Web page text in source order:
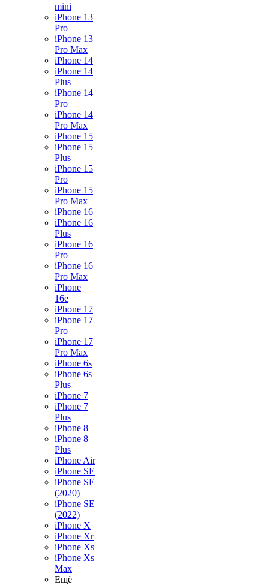
mini
iPhone 13
Pro
iPhone 13
Pro Max
iPhone 14
iPhone 14
Plus
iPhone 14
Pro
iPhone 14
Pro Max
iPhone 15
iPhone 15
Plus
iPhone 15
Pro
iPhone 15
Pro Max
iPhone 16
iPhone 16
Plus
iPhone 16
Pro
iPhone 16
Pro Max
iPhone
16e
iPhone 17
iPhone 17
Pro
iPhone 17
Pro Max
iPhone 6s
iPhone 6s
Plus
iPhone 7
iPhone 7
Plus
iPhone 8
iPhone 8
Plus
iPhone Air
iPhone SE
iPhone SE
(2020)
iPhone SE
(2022)
iPhone X
iPhone Xr
iPhone Xs
iPhone Xs
Max
Ещё